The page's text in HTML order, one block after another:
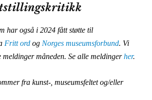
har også i 2024 fått støtte til
Fritt ord og Norges museumsforbund. Vi
meldinger måneden. Se alle meldingerher.
fra kunst-, museumsfeltet og/eller